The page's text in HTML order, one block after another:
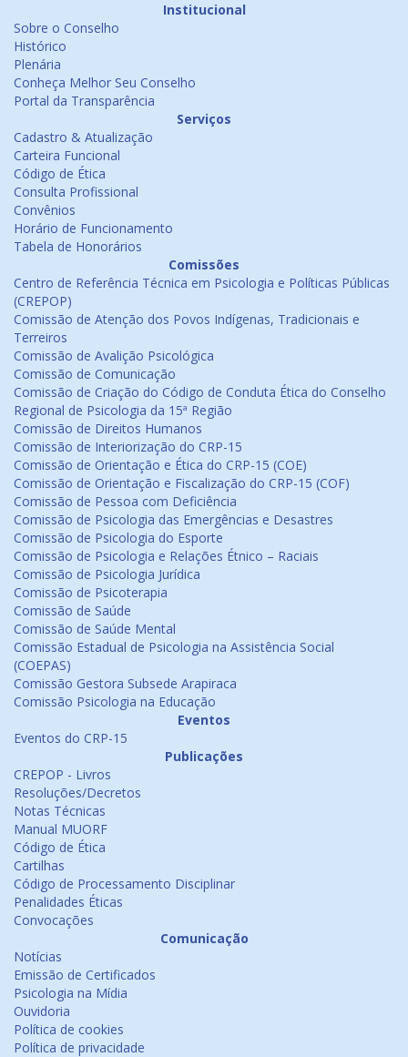
Institucional
Sobre o Conselho
Histórico
Plenária
Conheça Melhor Seu Conselho
Portal da Transparência
Serviços
Cadastro & Atualização
Carteira Funcional
Código de Ética
Consulta Profissional
Convênios
Horário de Funcionamento
Tabela de Honorários
Comissões
Centro de Referência Técnica em Psicologia e Políticas Públicas
(CREPOP)
Comissão de Atenção dos Povos Indígenas, Tradicionais e
Terreiros
Comissão de Avalição Psicológica
Comissão de Comunicação
Comissão de Criação do Código de Conduta Ética do Conselho
Regional de Psicologia da 15ª Região
Comissão de Direitos Humanos
Comissão de Interiorização do CRP-15
Comissão de Orientação e Ética do CRP-15 (COE)
Comissão de Orientação e Fiscalização do CRP-15 (COF)
Comissão de Pessoa com Deficiência
Comissão de Psicologia das Emergências e Desastres
Comissão de Psicologia do Esporte
Comissão de Psicologia e Relações Étnico – Raciais
Comissão de Psicologia Jurídica
Comissão de Psicoterapia
Comissão de Saúde
Comissão de Saúde Mental
Comissão Estadual de Psicologia na Assistência Social
(COEPAS)
Comissão Gestora Subsede Arapiraca
Comissão Psicologia na Educação
Eventos
Eventos do CRP-15
Publicações
CREPOP - Livros
Resoluções/Decretos
Notas Técnicas
Manual MUORF
Código de Ética
Cartilhas
Código de Processamento Disciplinar
Penalidades Éticas
Convocações
Comunicação
Notícias
Emissão de Certificados
Psicologia na Mídia
Ouvidoria
Política de cookies
Política de privacidade